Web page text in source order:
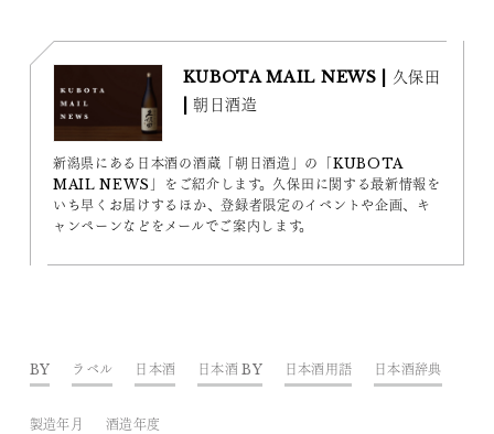
KUBOTA MAIL NEWS | 久保田
| 朝日酒造
新潟県にある日本酒の酒蔵「朝日酒造」の「KUBOTA
MAIL NEWS」をご紹介します。久保田に関する最新情報を
いち早くお届けするほか、登録者限定のイベントや企画、キ
ャンペーンなどをメールでご案内します。
BY ラベル 日本酒 日本酒 BY 日本酒用語 日本酒辞典
製造年月 酒造年度